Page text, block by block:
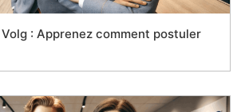
: Apprenez comment postuler